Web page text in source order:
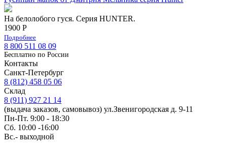
На белолобого гуся. Серия HUNTER.
1900 Р
Подробнее
8 800 511 08 09
Бесплатно по Роcсии
Контакты
Санкт-Петербург
8 (812) 458 05 06
Склад
8 (911) 927 21 14
(выдача заказов, самовывоз) ул.Звенигородская д. 9-11
Пн-Пт. 9:00 - 18:30
Сб. 10:00 -16:00
Вс.- выходной